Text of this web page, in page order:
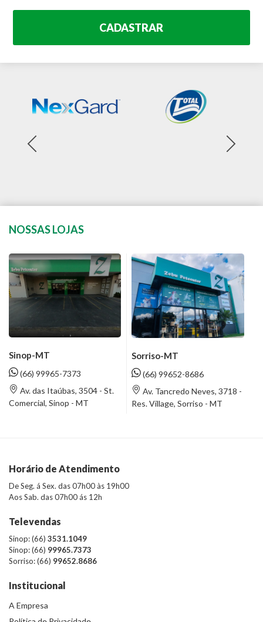
CADASTRAR
NOSSAS LOJAS
Sinop-MT
(66) 99965-7373
Av. das Itaúbas, 3504 - St.
Comercial, Sinop - MT
Sorriso-MT
(66) 99652-8686
Av. Tancredo Neves, 3718 -
Res. Village, Sorriso - MT
Horário de Atendimento
De Seg. á Sex. das 07h00 às 19h00
Aos Sab. das 07h00 ás 12h
Televendas
Sinop: (66) 3531.1049
Sinop: (66) 99965.7373
Sorriso: (66) 99652.8686
Institucional
A Empresa